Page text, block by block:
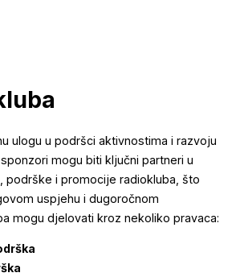
ulogu u podršci aktivnostima i razvoju
mogu biti ključni partneri u
podrške i promocije radiokluba, što
uspjehu i dugoročnom
mogu djelovati kroz nekoliko pravaca: